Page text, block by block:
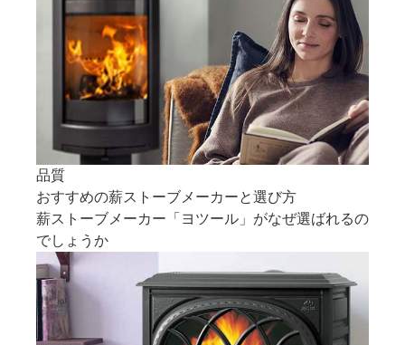
品質
おすすめの薪ストーブメーカーと選び方
薪ストーブメーカー「ヨツール」がなぜ選ばれるの
でしょうか